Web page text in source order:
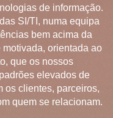
de informação.
SI/TI, numa equipa
bem acima da
orientada ao
que os nossos
elevados de
os clientes, parceiros,
quem se relacionam.